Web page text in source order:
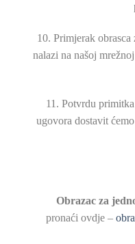
10. Primjerak
nalazi na našoj
11. Potvrdu
ugovora dostavit
Obrazac za
pronaći ovdje –